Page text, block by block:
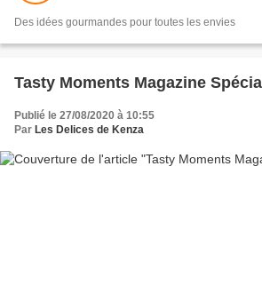
Des idées gourmandes pour toutes les envies
Tasty Moments Magazine
Publié le 27/08/2020 à 10:55
Par Les Delices de Kenza